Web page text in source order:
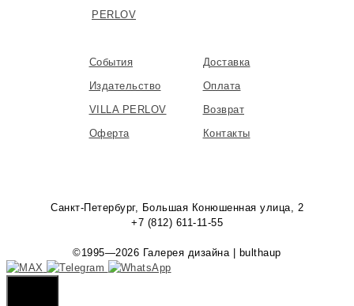
PERLOV
События
Издательство
VILLA PERLOV
Оферта
Доставка
Оплата
Возврат
Контакты
Санкт-Петербург, Большая Конюшенная улица, 2
+7 (812) 611-11-55
©1995—2026 Галерея дизайна | bulthaup